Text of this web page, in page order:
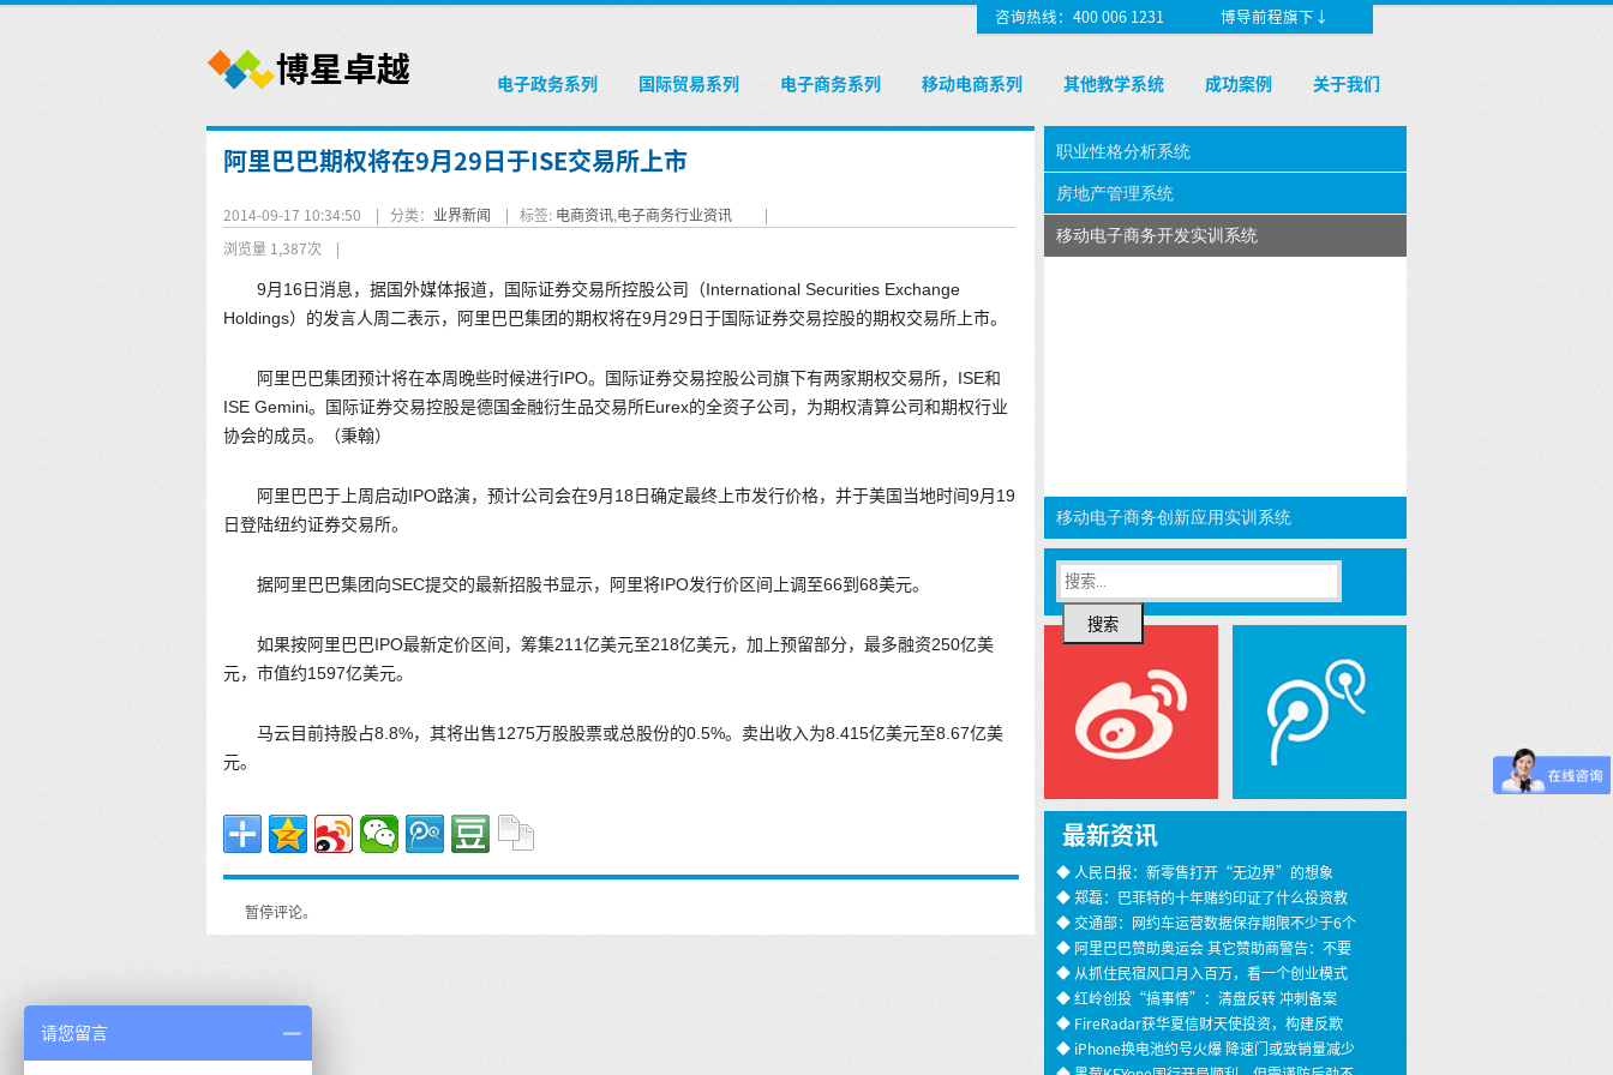
咨询热线：400 006 1231 博导前程旗下↓
电子政务系列 国际贸易系列 电子商务系列 移动电商系列 其他教学系统 成功案例 关于我们
阿里巴巴期权将在9月29日于ISE交易所上市
2014-09-17 10:34:50 | 分类： 业界新闻 | 标签: 电商资讯,电子商务行业资讯
|
浏览量 1,387次 |
9月16日消息，据国外媒体报道，国际证券交易所控股公司（International Securities Exchange
Holdings）的发言人周二表示，阿里巴巴集团的期权将在9月29日于国际证券交易控股的期权交易所上市。
阿里巴巴集团预计将在本周晚些时候进行IPO。国际证券交易控股公司旗下有两家期权交易所，ISE和
ISE Gemini。国际证券交易控股是德国金融衍生品交易所Eurex的全资子公司，为期权清算公司和期权行业
协会的成员。（秉翰）
阿里巴巴于上周启动IPO路演，预计公司会在9月18日确定最终上市发行价格，并于美国当地时间9月19
日登陆纽约证券交易所。
据阿里巴巴集团向SEC提交的最新招股书显示，阿里将IPO发行价区间上调至66到68美元。
如果按阿里巴巴IPO最新定价区间，筹集211亿美元至218亿美元，加上预留部分，最多融资250亿美
元，市值约1597亿美元。
马云目前持股占8.8%，其将出售1275万股股票或总股份的0.5%。卖出收入为8.415亿美元至8.67亿美
元。
暂停评论。
搜索
最新资讯
◆ 人民日报：新零售打开“无边界”的想象
◆ 郑磊：巴菲特的十年赌约印证了什么投资教
训
◆ 交通部：网约车运营数据保存期限不少于6个
月
◆ 阿里巴巴赞助奥运会 其它赞助商警告：不要
过界
◆ 从抓住民宿风口月入百万，看一个创业模式
◆ 红岭创投“搞事情”：清盘反转 冲刺备案
◆ FireRadar获华夏信财天使投资，构建反欺
诈安全服务
◆ iPhone换电池约号火爆 降速门或致销量减少
请您留言